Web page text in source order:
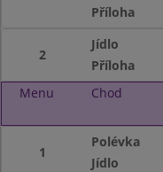
Příloha
2
Jídlo
Příloha
Menu
Chod
1
Polévka
Jídlo